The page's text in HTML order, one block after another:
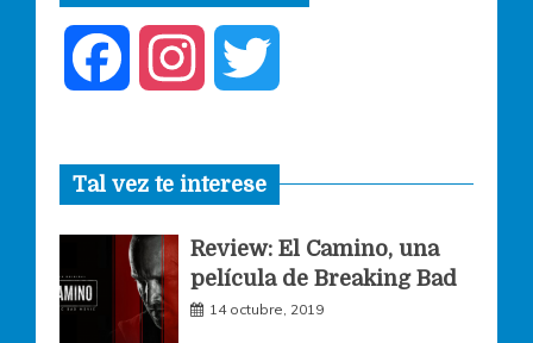
c
e
b
s
t
a
i
t
t
Tal vez te interese
Review: El Camino, una
película de Breaking Bad
14 octubre, 2019